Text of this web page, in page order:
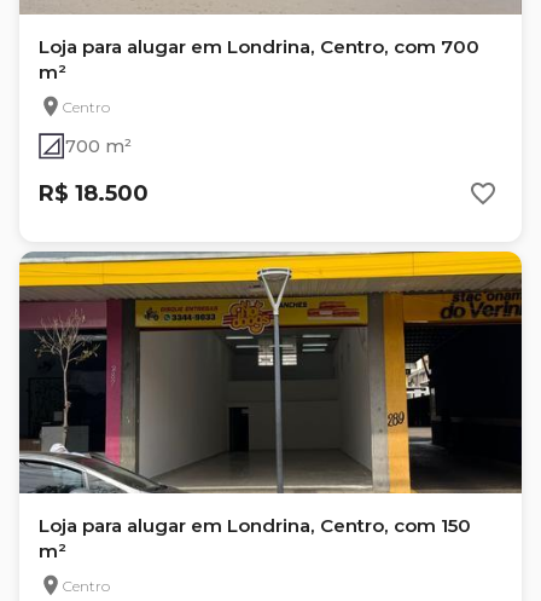
Loja para alugar em Londrina, Centro, com 700
m²
Centro
700 m²
R$ 18.500
Loja para alugar em Londrina, Centro, com 150
m²
Centro